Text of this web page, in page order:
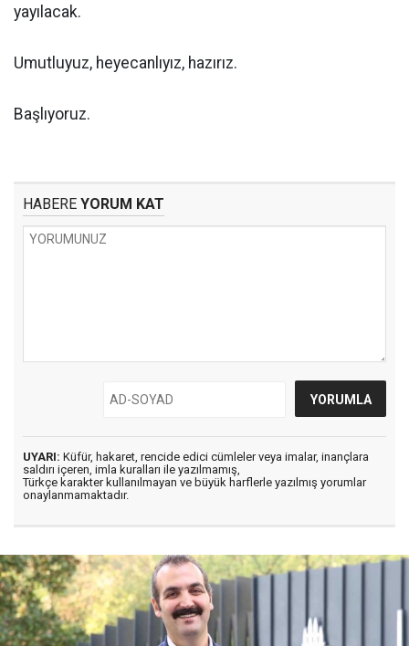
yayılacak.
Umutluyuz, heyecanlıyız, hazırız.
Başlıyoruz.
HABERE YORUM KAT
UYARI: Küfür, hakaret, rencide edici cümleler veya imalar, inançlara
saldırı içeren, imla kuralları ile yazılmamış,
Türkçe karakter kullanılmayan ve büyük harflerle yazılmış yorumlar
onaylanmamaktadır.